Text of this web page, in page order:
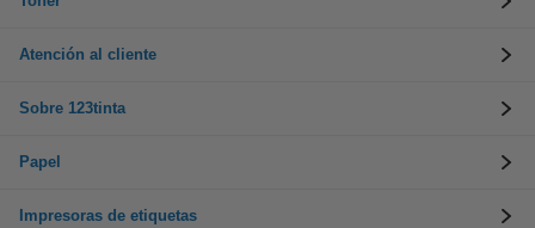
Atención al cliente
Sobre 123tinta
Papel
Impresoras de etiquetas